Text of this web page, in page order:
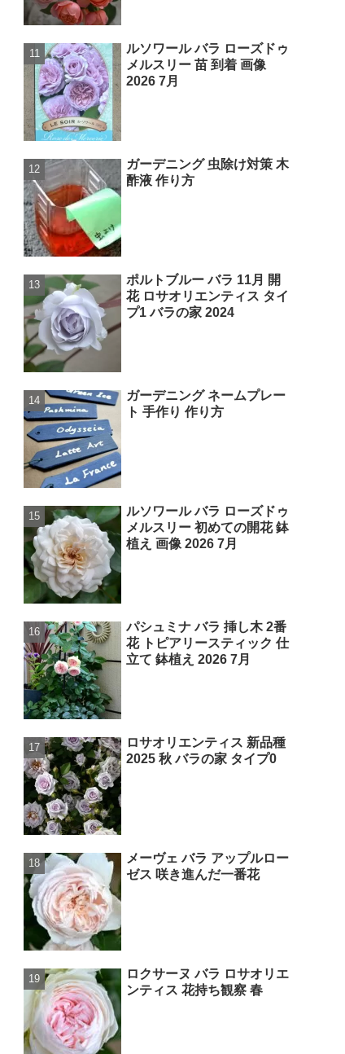
ルソワール バラ ローズドゥ
メルスリー 苗 到着 画像
2026 7月
ガーデニング 虫除け対策 木
酢液 作り方
ポルトブルー バラ 11月 開
花 ロサオリエンティス タイ
プ1 バラの家 2024
ガーデニング ネームプレー
ト 手作り 作り方
ルソワール バラ ローズドゥ
メルスリー 初めての開花 鉢
植え 画像 2026 7月
パシュミナ バラ 挿し木 2番
花 トピアリースティック 仕
立て 鉢植え 2026 7月
ロサオリエンティス 新品種
2025 秋 バラの家 タイプ0
メーヴェ バラ アップルロー
ゼス 咲き進んだ一番花
ロクサーヌ バラ ロサオリエ
ンティス 花持ち観察 春